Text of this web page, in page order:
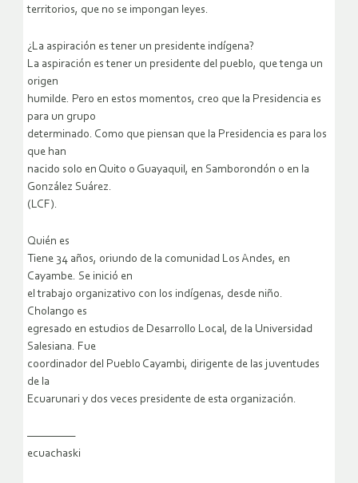
territorios, que no se impongan leyes.
¿La aspiración es tener un presidente indígena?
La aspiración es tener un presidente del pueblo, que tenga un
origen
humilde. Pero en estos momentos, creo que la Presidencia es
para un grupo
determinado. Como que piensan que la Presidencia es para los
que han
nacido solo en Quito o Guayaquil, en Samborondón o en la
González Suárez.
(LCF).
Quién es
Tiene 34 años, oriundo de la comunidad Los Andes, en
Cayambe. Se inició en
el trabajo organizativo con los indígenas, desde niño.
Cholango es
egresado en estudios de Desarrollo Local, de la Universidad
Salesiana. Fue
coordinador del Pueblo Cayambi, dirigente de las juventudes
de la
Ecuarunari y dos veces presidente de esta organización.
—————
ecuachaski